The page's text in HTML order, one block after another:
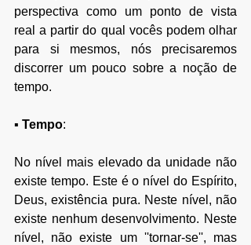
perspectiva como um ponto de vista
real a partir do qual vocês podem olhar
para si mesmos, nós precisaremos
discorrer um pouco sobre a noção de
tempo.
▪ Tempo:
No nível mais elevado da unidade não
existe tempo. Este é o nível do Espírito,
Deus, existência pura. Neste nível, não
existe nenhum desenvolvimento. Neste
nível, não existe um ''tornar-se'', mas